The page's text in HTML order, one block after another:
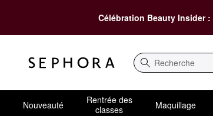
Célébration Beauty Insider :
Recherche
Nouveauté
Rentrée des
classes
Maquillage